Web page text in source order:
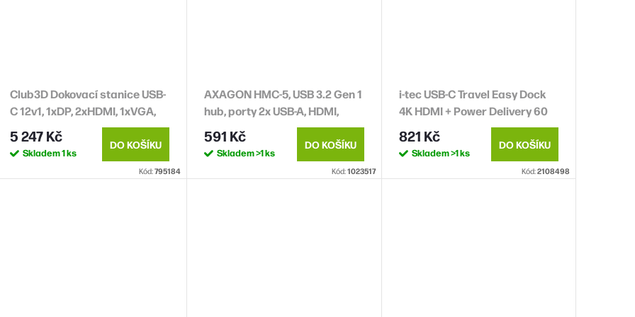
Club3D Dokovací stanice USB-
C 12v1, 1xDP, 2xHDMI, 1xVGA,
2xUSB-C, 4xUSB, 1xRJ45,
1x3.5mm, šedá
5 247 Kč
Skladem1 ks
DO KOŠÍKU
Kód:795184
AXAGON HMC-5, USB 3.2 Gen 1
hub, porty 2x USB-A, HDMI,
SD/microSD slot, PD 100W,
kabel USB-C 20cm
591 Kč
Skladem>1 ks
DO KOŠÍKU
Kód:1023517
i-tec USB-C Travel Easy Dock
4K HDMI + Power Delivery 60
W
821 Kč
Skladem>1 ks
DO KOŠÍKU
Kód:2108498